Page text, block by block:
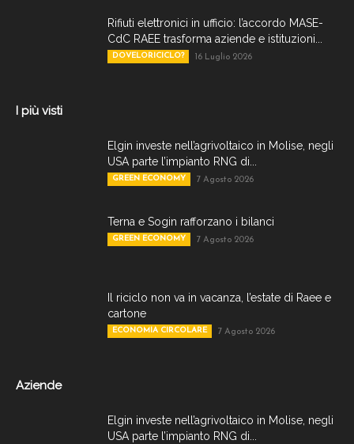
Rifiuti elettronici in ufficio: l’accordo MASE-
CdC RAEE trasforma aziende e istituzioni...
DOVELORICICLO? 16 Luglio 2026
I più visti
Elgin investe nell’agrivoltaico in Molise, negli
USA parte l’impianto RNG di...
GREEN ECONOMY 7 Agosto 2026
Terna e Sogin rafforzano i bilanci
GREEN ECONOMY 7 Agosto 2026
Il riciclo non va in vacanza, l’estate di Raee e
cartone
ECONOMIA CIRCOLARE 7 Agosto 2026
Aziende
Elgin investe nell’agrivoltaico in Molise, negli
USA parte l’impianto RNG di...